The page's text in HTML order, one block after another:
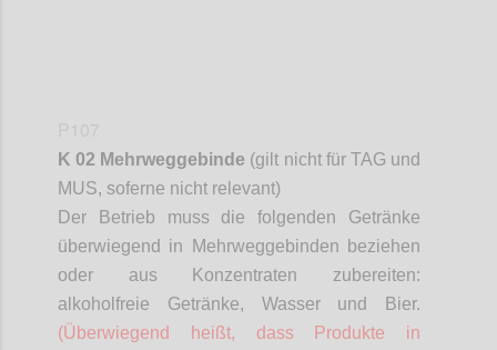
K 02 Mehrweggebinde (gilt nicht für TAG und
MUS, soferne nicht relevant)
Der Betrieb muss die folgenden Getränke
überwiegend in Mehrweggebinden beziehen
oder aus Konzentraten zubereiten:
alkoholfreie Getränke, Wasser und Bier.
(Überwiegend heißt, dass Produkte in